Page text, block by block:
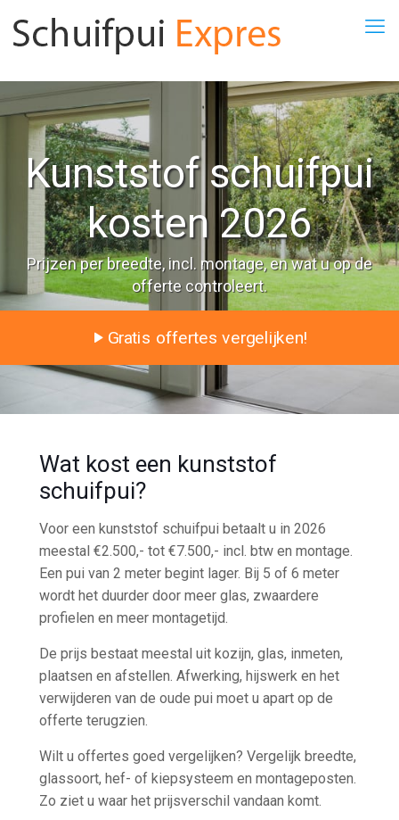
Kunststof schuifpui
kosten 2026
Prijzen per breedte, incl. montage, en wat u op de
offerte controleert.
Gratis offertes vergelijken!
Wat kost een kunststof
schuifpui?
Voor een kunststof schuifpui betaalt u in 2026
meestal €2.500,- tot €7.500,- incl. btw en montage.
Een pui van 2 meter begint lager. Bij 5 of 6 meter
wordt het duurder door meer glas, zwaardere
profielen en meer montagetijd.
De prijs bestaat meestal uit kozijn, glas, inmeten,
plaatsen en afstellen. Afwerking, hijswerk en het
verwijderen van de oude pui moet u apart op de
offerte terugzien.
Wilt u offertes goed vergelijken? Vergelijk breedte,
glassoort, hef- of kiepsysteem en montageposten.
Zo ziet u waar het prijsverschil vandaan komt.